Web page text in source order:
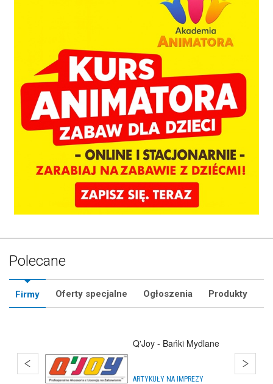
Polecane
Firmy Oferty specjalne Ogłoszenia Produkty
KursAnimatora.pl
KURSY ZAWODOWE